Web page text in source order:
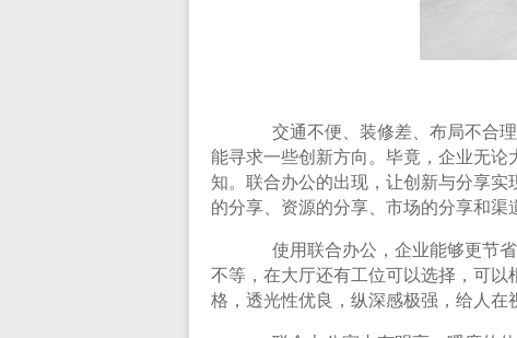
交通不便、装修差、布局不合理
能寻求一些创新方向。毕竟，企业无
知。联合办公的出现，让创新与分享
的分享、资源的分享、市场的分享和渠
使用联合办公，企业能够更节省
不等，在大厅还有工位可以选择，可
格，透光性优良，纵深感极强，给人在